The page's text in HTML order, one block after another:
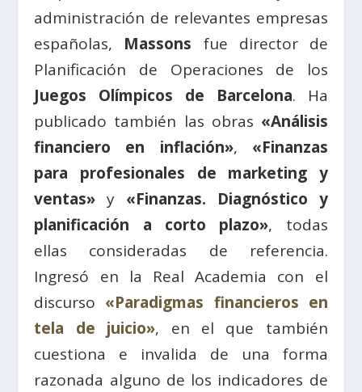
administración de relevantes empresas
españolas, Massons fue director de
Planificación de Operaciones de los
Juegos Olímpicos de Barcelona. Ha
publicado también las obras «Análisis
financiero en inflación», «Finanzas
para profesionales de marketing y
ventas» y «Finanzas. Diagnóstico y
planificación a corto plazo», todas
ellas consideradas de referencia.
Ingresó en la Real Academia con el
discurso «Paradigmas financieros en
tela de juicio», en el que también
cuestiona e invalida de una forma
razonada alguno de los indicadores de